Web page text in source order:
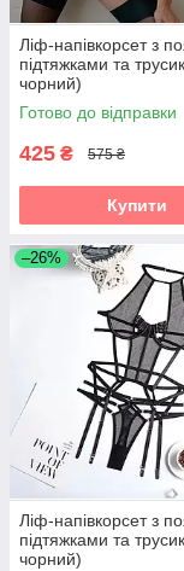
Ліф-напівкорсет з
підтяжками та
чорний)
Готово до відправки
425 ₴ 575 ₴
Купити
–26%
Ліф-напівкорсет з
підтяжками та
чорний)